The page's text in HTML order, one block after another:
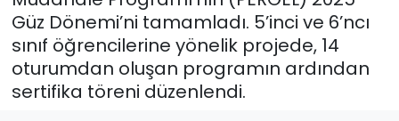
Güz Dönemi’ni tamamladı. 5’inci ve 6’ncı
sınıf öğrencilerine yönelik projede, 14
oturumdan oluşan programın ardından
sertifika töreni düzenlendi.